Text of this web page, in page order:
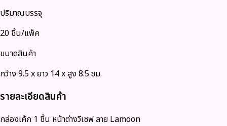
ปริมาณบรรจุ
20 ชิ้น/แพ็ค
ขนาดสินค้า
กว้าง 9.5 x ยาว 14 x สูง 8.5 ซม.
รายละเอียดสินค้า
กล่องเค้ก 1 ชิ้น หน้าต่างวีเชฟ ลาย Lamoon